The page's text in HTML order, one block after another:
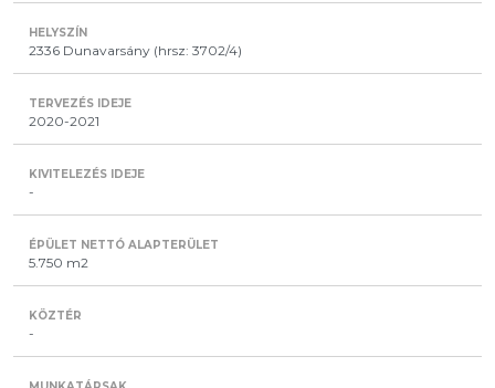
2336 Dunavarsány (hrsz: 3702/4)
2020-2021
-
5.750 m2
-